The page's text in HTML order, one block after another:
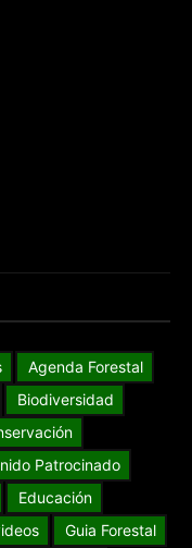
Agenda Forestal
Biodiversidad
Patrocinado
Educación
Guia Forestal